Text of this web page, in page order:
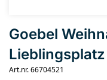
Goebel
Art.nr. 66704521